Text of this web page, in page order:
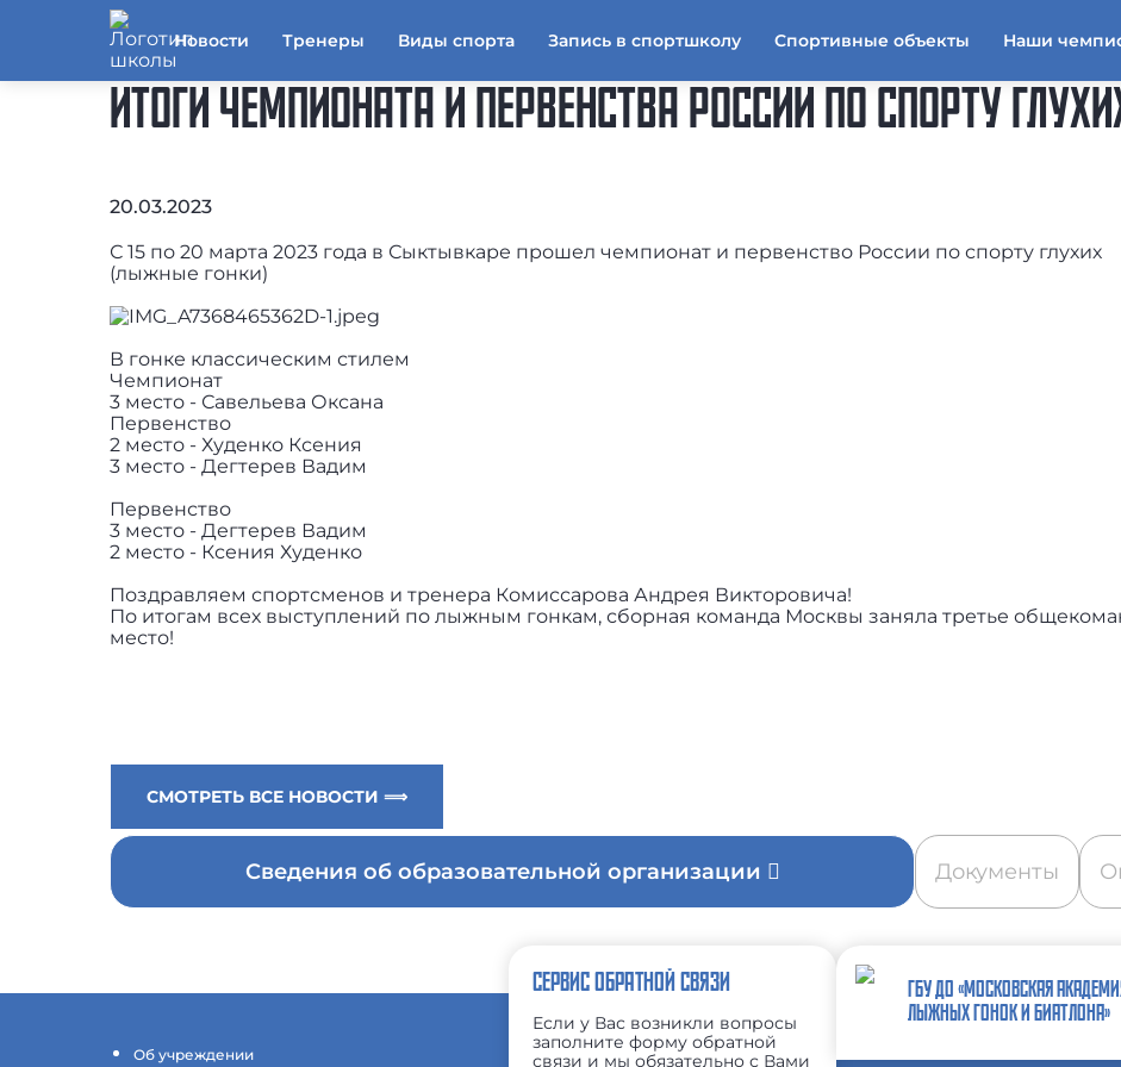
Новости Тренеры Виды спорта Запись в спортшколу Спортивные объекты Наши
ИТОГИ ЧЕМПИОНАТА И ПЕРВЕНСТВА РОССИИ ПО СПОРТУ
20.03.2023
С 15 по 20 марта 2023 года в Сыктывкаре прошел чемпионат и первенство России по спорту глухих
(лыжные гонки)
В гонке классическим стилем
Чемпионат
3 место - Савельева Оксана
Первенство
2 место - Худенко Ксения
3 место - Дегтерев Вадим
Первенство
3 место - Дегтерев Вадим
2 место - Ксения Худенко
Поздравляем спортсменов и тренера Комиссарова Андрея Викторовича!
По итогам всех выступлений по лыжным гонкам, сборная команда Москвы заняла третье
место!
СМОТРЕТЬ ВСЕ НОВОСТИ ⟹
Сведения об образовательной организации Документы
Об учреждении
СЕРВИС ОБРАТНОЙ СВЯЗИ
Если у Вас возникли вопросы
заполните форму обратной
связи и мы обязательно с Вами
ГБУ ДО «МОСКОВСКАЯ
ЛЫЖНЫХ ГОНОК И БИАТЛОНА»